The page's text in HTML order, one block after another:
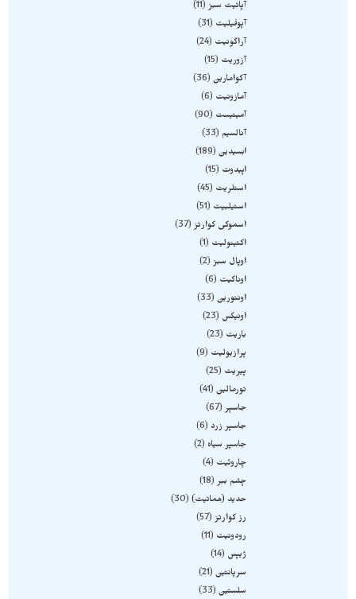
آپاتیت سبز 11
آپوفیلیت
31
آراگونیت
24
آزوریت
15
آکوامارین 36
آمازونیت
6
آمیتیست
90
آنالسیم
33
ابسیدین 189
اپیدوت
15
استلریت
45
استیلبیت
51
اسموکی کوارتز 37
اکتینولیت
1
اوپال سبز 2
اوناکیت
6
اونتورین 33
اونیکس
23
باریت
23
پرازیولیت
9
پیریت
25
تورمالین 41
جاسپر 67
جاسپر زرد
6
جاسپر سیاه
2
چاروئیت
4
چشم ببر 18
حدید (هماتیت) 30
رز کوارتز 57
رودونیت
11
ژیپس
14
سرپانتین 21
سلستین 33